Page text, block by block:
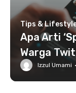
Tips &
Apa Arti
Warga
Izzul Umami ·